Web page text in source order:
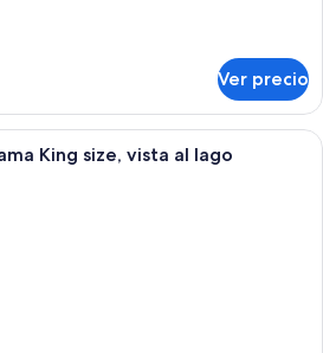
Ver precio
Habitación de hotel con una cama
King size, vista al lago